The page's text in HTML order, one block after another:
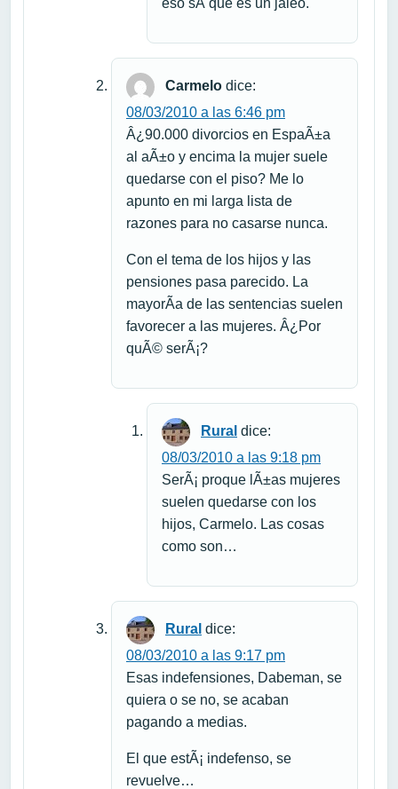
Carmelo dice:
08/03/2010 a las 6:46 pm
Â¿90.000 divorcios en EspaÃ±a
al aÃ±o y encima la mujer suele
quedarse con el piso? Me lo
apunto en mi larga lista de
razones para no casarse nunca.
Con el tema de los hijos y las
pensiones pasa parecido. La
mayorÃ­a de las sentencias suelen
favorecer a las mujeres. Â¿Por
quÃ© serÃ¡?
Rural dice:
08/03/2010 a las 9:18 pm
SerÃ¡ proque lÃ±as mujeres
suelen quedarse con los
hijos, Carmelo. Las cosas
como son…
Rural dice:
08/03/2010 a las 9:17 pm
Esas indefensiones, Dabeman, se
quiera o se no, se acaban
pagando a medias.
El que estÃ¡ indefenso, se
revuelve…